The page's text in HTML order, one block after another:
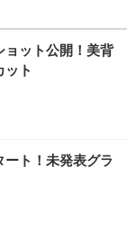
ョット公開！美背
ト
ト！未発表グラ